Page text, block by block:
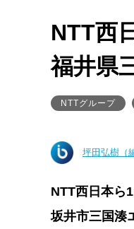
NTT西
福井県
NTTグループ
坪田弘樹（
NTT西日本ら
坂井市三国湊